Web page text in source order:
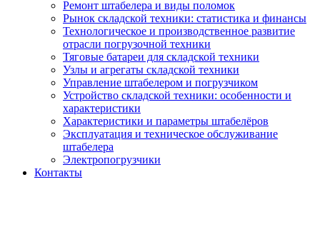
Ремонт штабелера и виды поломок
Рынок складской техники: статистика и финансы
Технологическое и производственное развитие
отрасли погрузочной техники
Тяговые батареи для складской техники
Узлы и агрегаты складской техники
Управление штабелером и погрузчиком
Устройство складской техники: особенности и
характеристики
Характеристики и параметры штабелёров
Эксплуатация и техническое обслуживание
штабелера
Электропогрузчики
Контакты